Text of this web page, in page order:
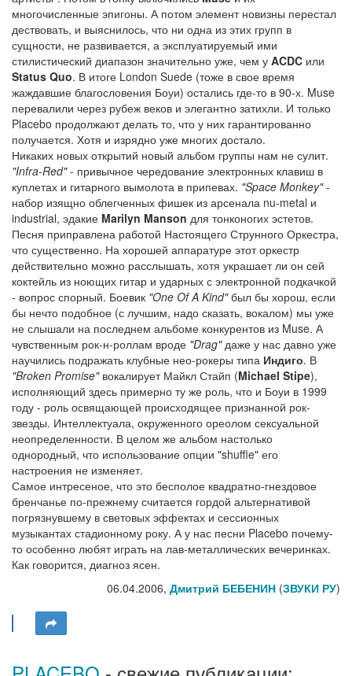
многочисленные эпигоны. А потом элемент новизны перестал
дествовать, и выяснилось, что ни одна из этих групп в
сущности, не развивается, а эксплуатируемый ими
стилистический диапазон значительно уже, чем у ACDC или
Status Quo. В итоге London Suede (тоже в свое время
жаждавшие благословения Боуи) остались где-то в 90-х. Muse
перевалили через рубеж веков и элегантно затихли. И только
Placebo продолжают делать то, что у них гарантированно
получается. Хотя и изрядно уже многих достало.
Никаких новых открытий новый альбом группы нам не сулит.
"Infra-Red"- привычное чередование электронных клавиш в
куплетах и гитарного вымолота в припевах. "Space Monkey"-
набор изящно облегченных фишек из арсенала nu-metal и
industrial, эдакие Marilyn Manson для тонконогих эстетов.
Песня приправлена работой Настоящего Струнного Оркестра,
что существенно. На хорошей аппаратуре этот оркестр
действительно можно расслышать, хотя украшает ли он сей
коктейль из ноющих гитар и ударных с электронной подкачкой
- вопрос спорный. Боевик "One Of A Kind"был бы хорош, если
бы нечто подобное (с лучшим, надо сказать, вокалом) мы уже
не слышали на последнем альбоме конкурентов из Muse. А
чувственным рок-н-роллам вроде "Drag"даже у нас давно уже
научились подражать клубные нео-рокеры типа Индиго. В
"Broken Promise"вокалирует Майкл Стайп (Michael Stipe),
исполняющий здесь примерно ту же роль, что и Боуи в 1999
году - роль освящающей происходящее признанной рок-
звезды. Интеллектуала, окруженного ореолом сексуальной
неопределенности. В целом же альбом настолько
однородный, что использование опции "shuffle" его
настроения не изменяет.
Самое интресеное, что это бесполое квадратно-гнездовое
бренчанье по-прежнему считается гордой альтернативой
погрязнувшему в световых эффектах и сессионных
музыкантах стадионному року. А у нас песни Placebo почему-
то особенно любят играть на лав-металлических вечеринках.
Как говорится, диагноз ясен.
06.04.2006, Дмитрий БЕБЕНИН (ЗВУКИ РУ)